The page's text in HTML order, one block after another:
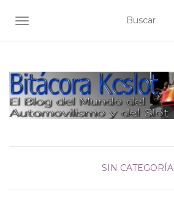
ALTERNAR NAVEGACIÓN
SIN CATEGORÍA